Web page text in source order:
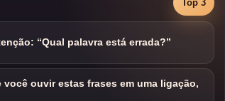
Top 3
“Qual palavra está errada?”
ouvir estas frases em uma ligação,